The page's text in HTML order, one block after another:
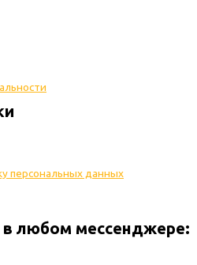
персональных данных
любом месcенджере: